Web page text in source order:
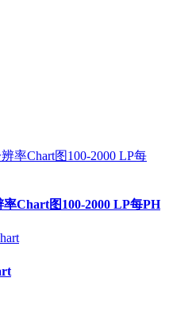
Chart图100-2000 LP每PH